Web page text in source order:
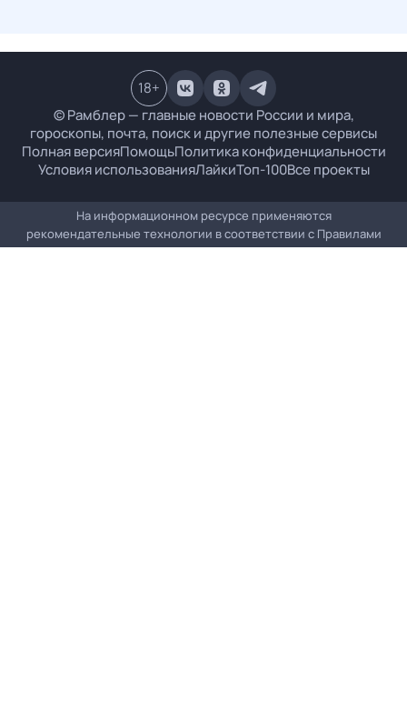
© Рамблер — главные новости России и мира,
гороскопы, почта, поиск и другие полезные сервисы
Полная версияПомощьПолитика конфиденциальности
Условия использованияЛайкиТоп-100Все проекты
18+
На информационном ресурсе применяются
рекомендательные технологии в соответствии с Правилами